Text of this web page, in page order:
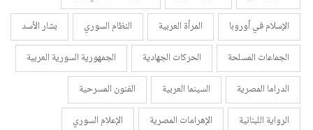
الإسلام في أوروبا
المرأة العربية النظام السوري
بشار الأسد
الجماعات المسلحة
الحركات الجهادية
الجمهورية السورية العربية
الدراما المصرية
السينما العربية
الفنون المسرحية
الرواية اللبنانية
الإهرامات المصرية
الإعلام السوري